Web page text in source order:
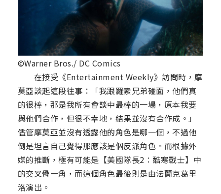
©Warner Bros./ DC Comics
在接受《Entertainment Weekly》訪問時，摩
莫亞談起這段往事：「我跟羅素兄弟碰面，他們真
的很棒，那是我所有會談中最棒的一場，原本我要
與他們合作，但很不幸地，結果並沒有合作成。」
儘管摩莫亞並沒有透露他的角色是哪一個，不過他
倒是坦言自己覺得那應該是個反派角色。而根據外
媒的推斷，極有可能是【美國隊長2：酷寒戰士】中
的交叉骨一角，而這個角色最後則是由法蘭克葛里
洛演出。